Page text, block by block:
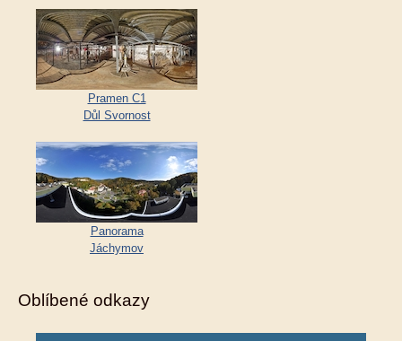
Pramen C1
Důl Svornost
Panorama
Jáchymov
Oblíbené odkazy